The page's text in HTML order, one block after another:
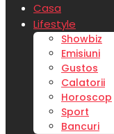
Casa
Lifestyle
Showbiz
Emisiuni
Gustos
Calatorii
Horoscop
Sport
Bancuri